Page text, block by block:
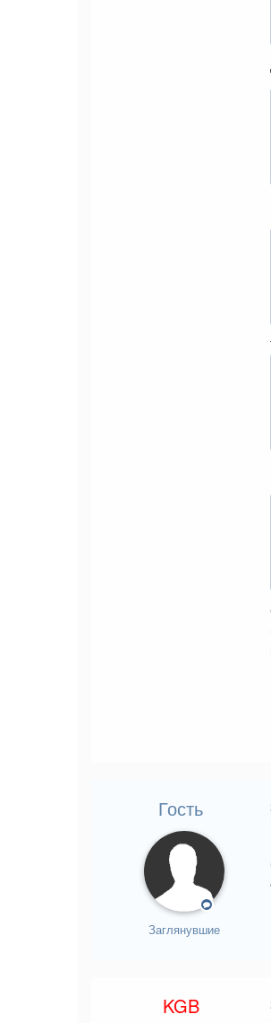
Гость
Заглянувшие
KGB